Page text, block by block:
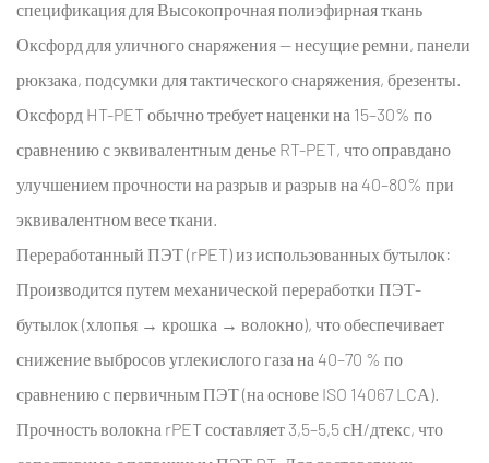
4.1
3.1
состав
покрытия:
системы
ПУ,
ПА
силикона
4.2
3.2
Отделка
DWR
спецификация дляВысокопрочная полиэфирная ткань
Оксфорд для уличного снаряжения— несущие ремни, панели
рюкзака, подсумки для тактического снаряжения, брезенты.
Оксфорд HT-PET обычно требует наценки на 15–30% по
сравнению с эквивалентным денье RT-PET, что оправдано
улучшением прочности на разрыв и разрыв на 40–80% при
эквивалентном весе ткани.
Переработанный ПЭТ (rPET) из использованных бутылок:
Производится путем механической переработки ПЭТ-
бутылок (хлопья → крошка → волокно), что обеспечивает
снижение выбросов углекислого газа на 40–70 % по
сравнению с первичным ПЭТ (на основе ISO 14067 LCА).
Прочность волокна rPET составляет 3,5–5,5 сН/дтекс, что